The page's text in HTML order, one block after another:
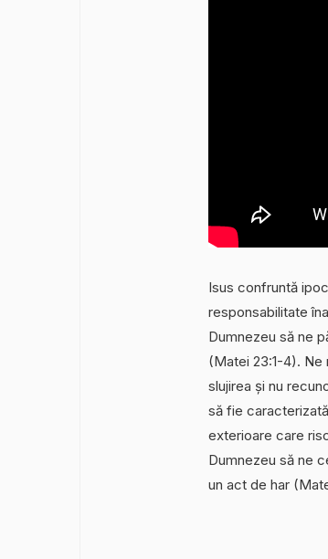
Isus confruntă
responsabilitate
Dumnezeu să ne
(Matei 23:1-4). Ne
slujirea și nu
să fie
exterioare care
Dumnezeu să ne
un act de har